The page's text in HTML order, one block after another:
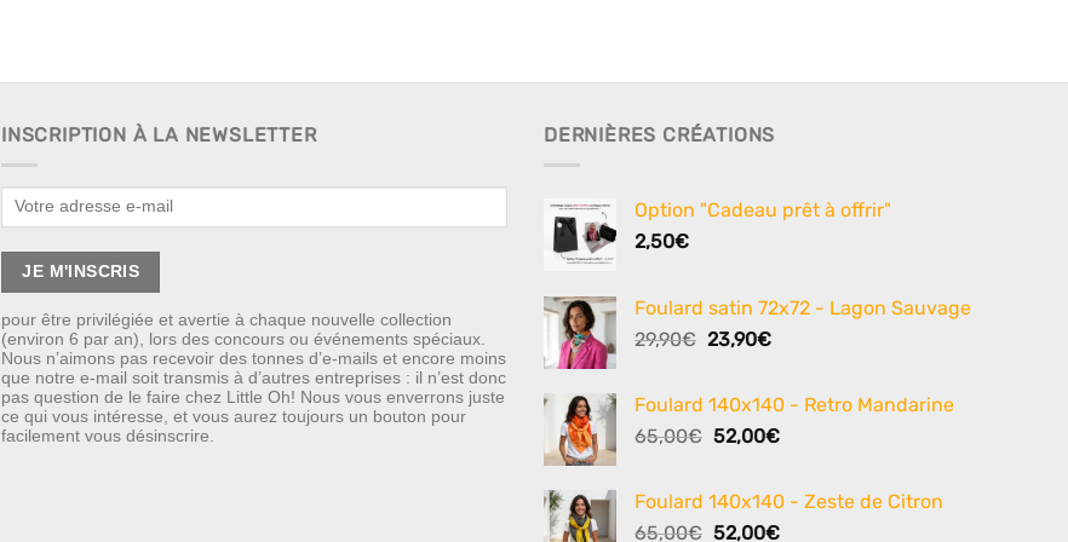
INSCRIPTION À LA NEWSLETTER
pour être privilégiée et avertie à chaque nouvelle collection
(environ 6 par an), lors des concours ou événements spéciaux.
Nous n’aimons pas recevoir des tonnes d’e-mails et encore moins
que notre e-mail soit transmis à d’autres entreprises : il n’est donc
pas question de le faire chez Little Oh! Nous vous enverrons juste
ce qui vous intéresse, et vous aurez toujours un bouton pour
facilement vous désinscrire.
DERNIÈRES CRÉATIONS
Option "Cadeau prêt à offrir"
2,50€
Foulard satin 72x72 - Lagon Sauvage
29,90€ Le
était :
29,90€.
23,90€Le
est :
23,90€.
Foulard 140x140 - Retro Mandarine
65,00€ Le
était :
65,00€.
52,00€Le
est :
52,00€.
Foulard 140x140 - Zeste de Citron
65,00€ Le
52,00€Le